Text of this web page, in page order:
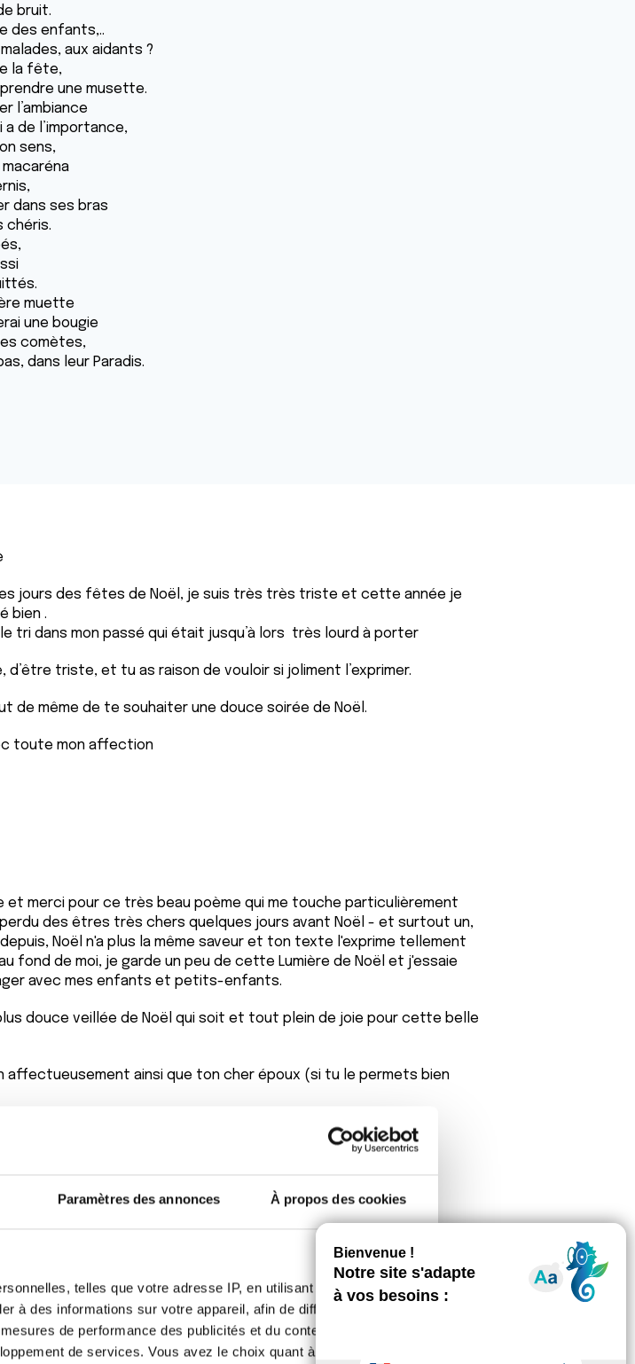
Paramètres des annonces À propos des cookies
telles que votre adresse IP, en utilisant des
à des informations sur votre appareil, afin de diffuser des
de performance des publicités et du contenu, ainsi que de
de services. Vous avez le choix quant à l'utilisation de
bruit.
des enfants,..
aux aidants ?
la fête,
une musette.
l’ambiance
a de l’importance,
sens,
dans ses bras
chéris.
muette
une bougie
comètes,
dans leur Paradis.
jours des fêtes de Noël, je suis très très triste et cette année je
bien .
tri dans mon passé qui était jusqu’à lors très lourd à porter
d’être triste, et tu as raison de vouloir si joliment l’exprimer.
de même de te souhaiter une douce soirée de Noël.
toute mon affection
et merci pour ce très beau poème qui me touche particulièrement
des êtres très chers quelques jours avant Noël - et surtout un,
Noël n'a plus la même saveur et ton texte l'exprime tellement
fond de moi, je garde un peu de cette Lumière de Noël et j'essaie
avec mes enfants et petits-enfants.
douce veillée de Noël qui soit et tout plein de joie pour cette belle
affectueusement ainsi que ton cher époux (si tu le permets bien
des jolies poèmes notre Souricette et en voici encore la preuve ,